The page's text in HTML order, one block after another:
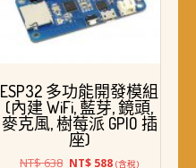
ESP32 多功能開發模組
(內建 WiFi, 藍芽, 鏡頭,
麥克風, 樹莓派 GPIO 插
座)
NT$638 原
NT$ 588目(含稅)